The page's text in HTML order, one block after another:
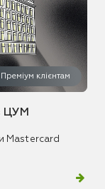
Преміум клієнтам
ЦУМ
Mastercard